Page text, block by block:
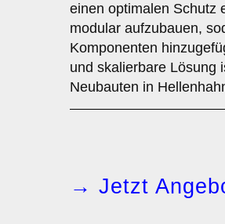
einen optimalen Schutz
modular aufzubauen,
Komponenten
und skalierbare Lösung
Neubauten in
→ Jetzt